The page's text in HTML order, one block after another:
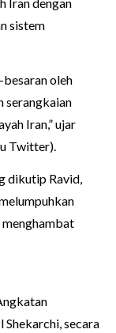
sistem
besaran oleh
serangkaian
Iran,” ujar
Twitter).
dikutip Ravid,
menghambat
secara